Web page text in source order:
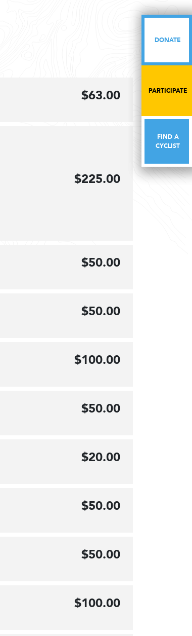
DONATE
PARTICIPATE
FIND A
CYCLIST
$63.00
$225.00
$50.00
$50.00
$100.00
$50.00
$20.00
$50.00
$50.00
$100.00
DONATE
PARTICIPATE
FIND A
CYCLIST